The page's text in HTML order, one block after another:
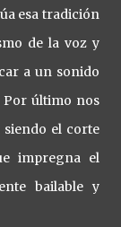
esa tradición
de la voz y
a un sonido
Por último nos
siendo el corte
impregna el
bailable y